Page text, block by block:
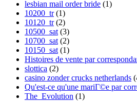
lesbian mail order bride (1)
10200_tr(1)
10120_tr(2)
10500_sat(3)
10700_sat(2)
10150_sat(1)
Histoires de vente par
slottica (2)
casino zonder crucks netherlands
Qu'est-ce qu'une mariГ©e par
The_Evolution (1)